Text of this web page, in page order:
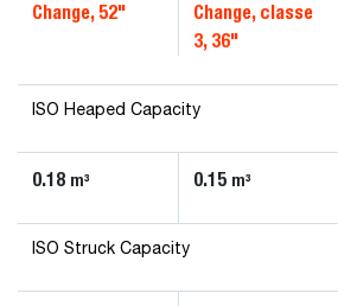
Change, 52"
Change, classe
3, 36"
ISO Heaped Capacity
0.18 m³ 0.15 m³
ISO Struck Capacity